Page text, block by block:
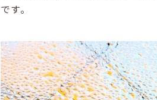
です。